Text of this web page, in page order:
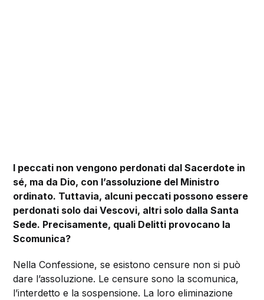
I peccati non vengono perdonati dal Sacerdote in
sé, ma da Dio, con l’assoluzione del Ministro
ordinato. Tuttavia, alcuni peccati possono essere
perdonati solo dai Vescovi, altri solo dalla Santa
Sede. Precisamente, quali Delitti provocano la
Scomunica?
Nella Confessione, se esistono censure non si può
dare l’assoluzione. Le censure sono la scomunica,
l’interdetto e la sospensione. La loro eliminazione